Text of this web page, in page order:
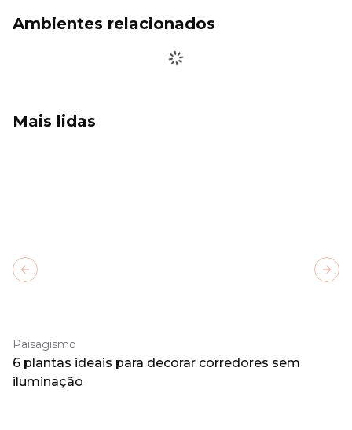
Ambientes relacionados
Mais lidas
Paisagismo
6 plantas ideais para decorar corredores sem
iluminação
Previous slide